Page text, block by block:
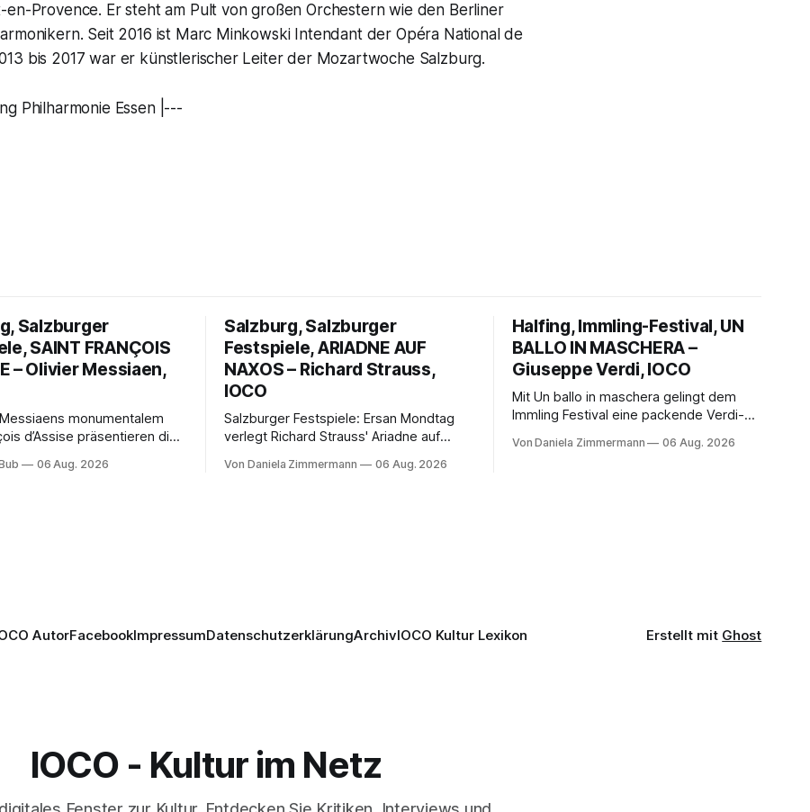
en-Provence. Er steht am Pult von großen Orchestern wie den Berliner
Seit 2016 ist Marc Minkowski Intendant der Opéra National de
bis 2017 war er künstlerischer Leiter der Mozartwoche Salzburg.
Philharmonie Essen |---
Salzburger
SAINT FRANÇOIS
– Olivier Messiaen,
monumentalem
d’Assise präsentieren die
Opernabend.
06 Aug. 2026
Salzburg, Salzburger
Festspiele, ARIADNE AUF
NAXOS – Richard Strauss,
IOCO
Salzburger Festspiele: Ersan Mondtag
verlegt Richard Strauss' Ariadne auf
Science-Fiction mit Opernklassik.
Von Daniela Zimmermann 06 Aug. 2026
Halfing, Immling-Festival, UN
BALLO IN MASCHERA –
Giuseppe Verdi, IOCO
Mit Un ballo in maschera gelingt dem
Immling Festival eine packende Verdi-
Wirklichkeit. Verena von Kerssenbrock
Von Daniela Zimmermann 06 Aug. 2026
AutorFacebookImpressumDatenschutzerklärungArchivIOCO Kultur Lexikon Erstellt mit Ghost
IOCO - Kultur im Netz